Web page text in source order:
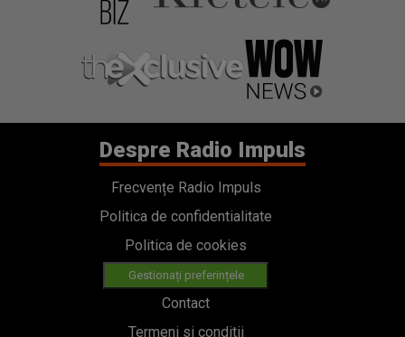
Despre Radio Impuls
Frecvențe Radio Impuls
Politica de confidentialitate
Politica de cookies
Gestionați preferințele
Contact
Termeni si conditii